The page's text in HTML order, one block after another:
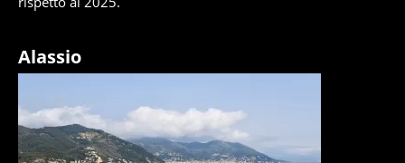
Alassio